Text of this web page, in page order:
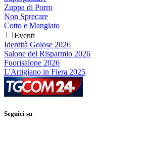
Zuppa di Porro
Non Sprecare
Cotto e Mangiato
Eventi
Identità Golose 2026
Salone del Risparmio 2026
Fuorisalone 2026
L'Artigiano in Fiera 2025
Seguici su